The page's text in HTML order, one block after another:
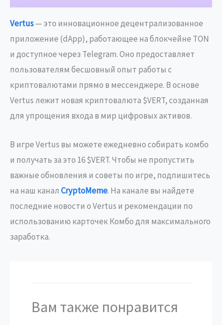
Vertus— это инновационное децентрализованное
приложение (dApp), работающее на блокчейне TON
и доступное через Telegram. Оно предоставляет
пользователям бесшовный опыт работы с
криптовалютами прямо в мессенджере. В основе
Vertus лежит новая криптовалюта $VERT, созданная
для упрощения входа в мир цифровых активов.
В игре Vertus вы можете ежедневно собирать комбо
и получать за это 16 $VERT. Чтобы не пропустить
важные обновления и советы по игре, подпишитесь
на наш канал CryptoMeme. На канале вы найдете
последние новости о Vertus и рекомендации по
использованию карточек Комбо для максимального
заработка.
Вам также понравится